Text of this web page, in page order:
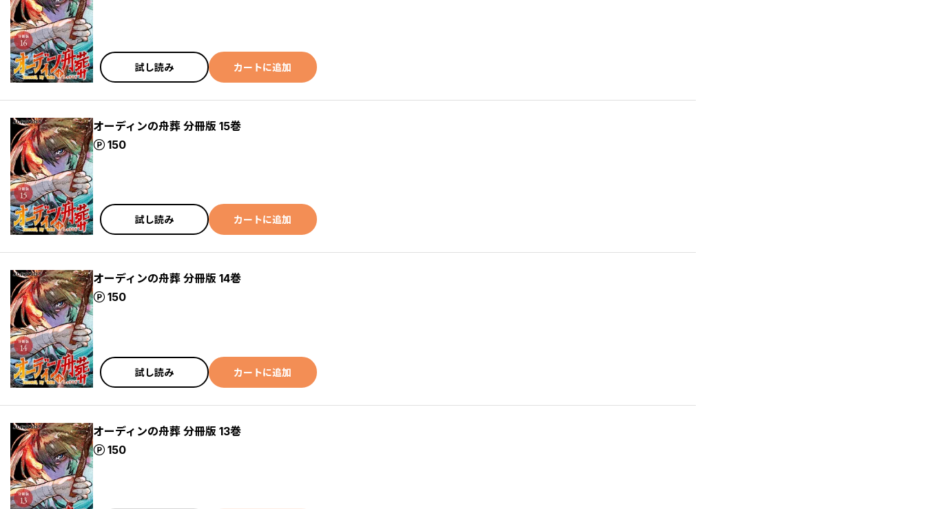
試し読み カートに追加
オーディンの舟葬 分冊版 15巻
150
ポイント
試し読み カートに追加
オーディンの舟葬 分冊版 14巻
150
ポイント
試し読み カートに追加
オーディンの舟葬 分冊版 13巻
150
ポイント